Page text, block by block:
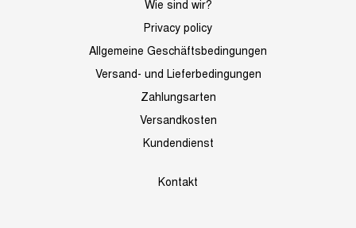
Wie sind wir?
Privacy policy
Allgemeine Geschäftsbedingungen
Versand- und Lieferbedingungen
Zahlungsarten
Versandkosten
Kundendienst
Kontakt